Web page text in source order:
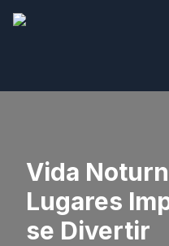
Vida
Lugares
se Divertir